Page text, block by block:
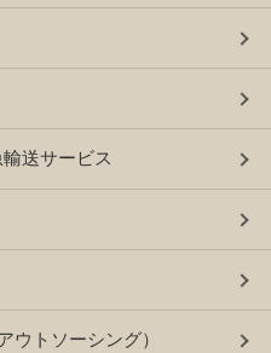
送サービス
ウトソーシング）